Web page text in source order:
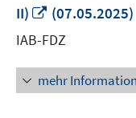
II)
In
Fenster
öffnen
(07.05.2025)
IAB-FDZ
mehr